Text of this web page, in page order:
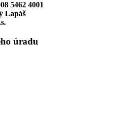
5462 4001
Lapáš
úradu